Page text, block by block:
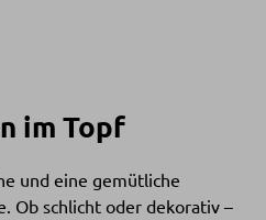
im Topf
und eine gemütliche
Ob schlicht oder dekorativ –